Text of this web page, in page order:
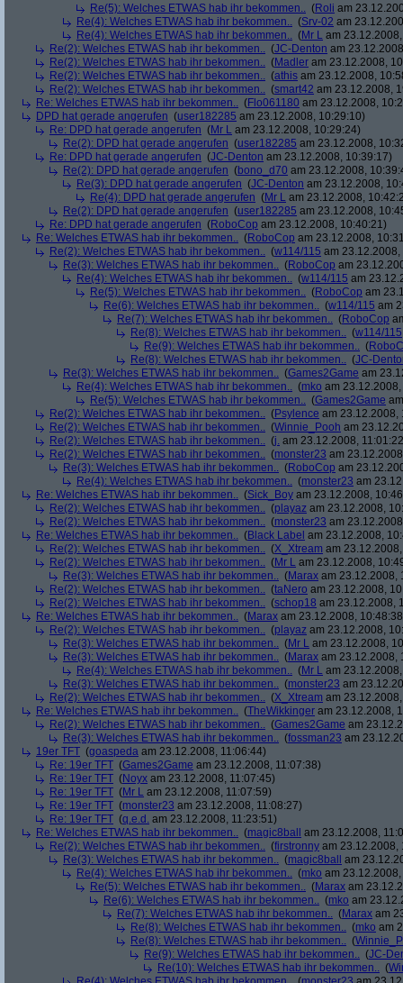
Re(5): Welches ETWAS hab ihr bekommen.. (Roli am
Re(4): Welches ETWAS hab ihr bekommen.. (Srv-02 am
Re(4): Welches ETWAS hab ihr bekommen.. (Mr L am
Re(2): Welches ETWAS hab ihr bekommen.. (JC-Denton am
Re(2): Welches ETWAS hab ihr bekommen.. (Madler am 23.12.2008,
Re(2): Welches ETWAS hab ihr bekommen.. (athis am 23.12.2008,
Re(2): Welches ETWAS hab ihr bekommen.. (smart42 am 23.12.2008,
Re: Welches ETWAS hab ihr bekommen.. (Flo061180 am 23.12.2008,
DPD hat gerade angerufen (user182285 am 23.12.2008, 10:29:10)
Re: DPD hat gerade angerufen (Mr L am 23.12.2008, 10:29:24)
Re(2): DPD hat gerade angerufen (user182285 am 23.12.2008,
Re: DPD hat gerade angerufen (JC-Denton am 23.12.2008, 10:39:17)
Re(2): DPD hat gerade angerufen (bono_d70 am 23.12.2008,
Re(3): DPD hat gerade angerufen (JC-Denton am 23.12.2008,
Re(4): DPD hat gerade angerufen (Mr L am 23.12.2008,
Re(2): DPD hat gerade angerufen (user182285 am 23.12.2008,
Re: DPD hat gerade angerufen (RoboCop am 23.12.2008, 10:40:21)
Re: Welches ETWAS hab ihr bekommen.. (RoboCop am 23.12.2008,
Re(2): Welches ETWAS hab ihr bekommen.. (w114/115 am
Re(3): Welches ETWAS hab ihr bekommen.. (RoboCop am
Re(4): Welches ETWAS hab ihr bekommen.. (w114/115 am
Re(5): Welches ETWAS hab ihr bekommen.. (RoboCop am
Re(6): Welches ETWAS hab ihr bekommen.. (w114/115 am
Re(7): Welches ETWAS hab ihr bekommen.. (RoboCop
Re(8): Welches ETWAS hab ihr bekommen.. (w114/115
Re(9): Welches ETWAS hab ihr bekommen.. (
Re(8): Welches ETWAS hab ihr bekommen.. (JC-
Re(3): Welches ETWAS hab ihr bekommen.. (Games2Game am
Re(4): Welches ETWAS hab ihr bekommen.. (mko am
Re(5): Welches ETWAS hab ihr bekommen.. (Games2Game
Re(2): Welches ETWAS hab ihr bekommen.. (Psylence am 23.12.2008,
Re(2): Welches ETWAS hab ihr bekommen.. (Winnie_Pooh am
Re(2): Welches ETWAS hab ihr bekommen.. (j. am 23.12.2008,
Re(2): Welches ETWAS hab ihr bekommen.. (monster23 am
Re(3): Welches ETWAS hab ihr bekommen.. (RoboCop am
Re(4): Welches ETWAS hab ihr bekommen.. (monster23 am
Re: Welches ETWAS hab ihr bekommen.. (Sick_Boy am 23.12.2008,
Re(2): Welches ETWAS hab ihr bekommen.. (playaz am 23.12.2008,
Re(2): Welches ETWAS hab ihr bekommen.. (monster23 am
Re: Welches ETWAS hab ihr bekommen.. (Black Label am 23.12.2008,
Re(2): Welches ETWAS hab ihr bekommen.. (X_Xtream am
Re(2): Welches ETWAS hab ihr bekommen.. (Mr L am 23.12.2008,
Re(3): Welches ETWAS hab ihr bekommen.. (Marax am 23.12.2008,
Re(2): Welches ETWAS hab ihr bekommen.. (taNero am 23.12.2008,
Re(2): Welches ETWAS hab ihr bekommen.. (schop18 am 23.12.2008,
Re: Welches ETWAS hab ihr bekommen.. (Marax am 23.12.2008,
Re(2): Welches ETWAS hab ihr bekommen.. (playaz am 23.12.2008,
Re(3): Welches ETWAS hab ihr bekommen.. (Mr L am 23.12.2008,
Re(3): Welches ETWAS hab ihr bekommen.. (Marax am 23.12.2008,
Re(4): Welches ETWAS hab ihr bekommen.. (Mr L am
Re(3): Welches ETWAS hab ihr bekommen.. (monster23 am
Re(2): Welches ETWAS hab ihr bekommen.. (X_Xtream am
Re: Welches ETWAS hab ihr bekommen.. (TheWikkinger am 23.12.2008,
Re(2): Welches ETWAS hab ihr bekommen.. (Games2Game am
Re(3): Welches ETWAS hab ihr bekommen.. (fossman23 am
19er TFT (goaspeda am 23.12.2008, 11:06:44)
Re: 19er TFT (Games2Game am 23.12.2008, 11:07:38)
Re: 19er TFT (Noyx am 23.12.2008, 11:07:45)
Re: 19er TFT (Mr L am 23.12.2008, 11:07:59)
Re: 19er TFT (monster23 am 23.12.2008, 11:08:27)
Re: 19er TFT (q.e.d. am 23.12.2008, 11:23:51)
Re: Welches ETWAS hab ihr bekommen.. (magic8ball
am 23.12.2008,
Re(2): Welches ETWAS hab ihr bekommen.. (firstronny am 23.12.2008,
Re(3): Welches ETWAS hab ihr bekommen.. (magic8ball
am
Re(4): Welches ETWAS hab ihr bekommen.. (mko am
Re(5): Welches ETWAS hab ihr bekommen.. (Marax am
Re(6): Welches ETWAS hab ihr bekommen.. (mko am
Re(7): Welches ETWAS hab ihr bekommen.. (Marax am
Re(8): Welches ETWAS hab ihr bekommen.. (mko am
Re(8): Welches ETWAS hab ihr bekommen.. (
Re(9): Welches ETWAS hab ihr bekommen.. (JC-
Re(10): Welches ETWAS hab ihr bekommen.. (